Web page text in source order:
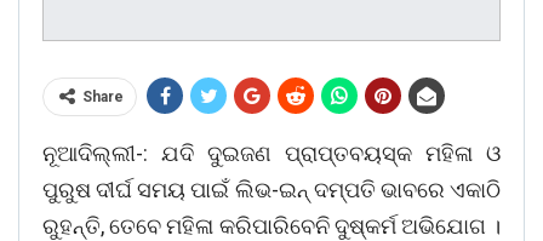
Share
ନୂଆଦିଲ୍ଲୀ-: ଯଦି ଦୁଇଜଣ ପ୍ରାପ୍ତବୟସ୍କ ମହିଳା ଓ
ପୁରୁଷ ଦୀର୍ଘ ସମୟ ପାଇଁ ଲିଭ-ଇନ୍ ଦମ୍ପତି ଭାବରେ ଏକାଠି
ରୁହନ୍ତି, ତେବେ ମହିଳା କରିପାରିବେନି ଦୁଷ୍କର୍ମ ଅଭିଯୋଗ ।